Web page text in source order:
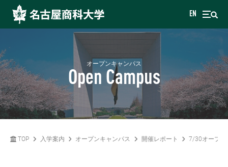
EN
オープンキャンパス
Open Campus
TOP 入学案内 オープンキャンパス 開催レポート 7/30オープン